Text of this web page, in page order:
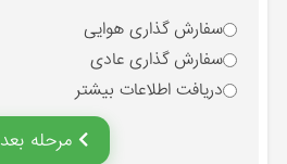
سفارش گذاری هوایی
سفارش گذاری عادی
دریافت اطلاعات بیشتر
مرحله بعد